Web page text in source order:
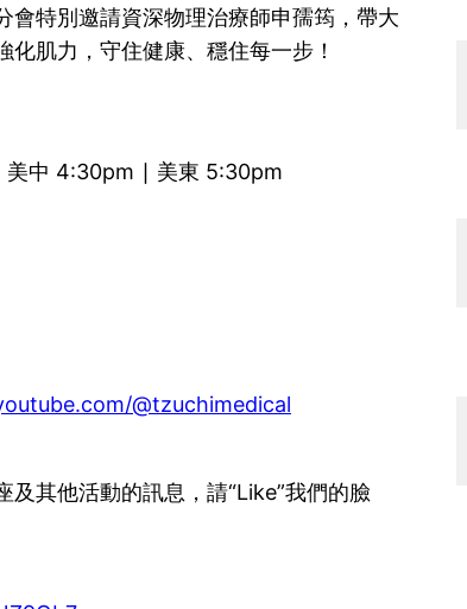
會特別邀請資深物理治療師申孺筠，帶大
肌力，守住健康、穩住每一步！
美中 4:30pm ∣ 美東 5:30pm
@tzuchimedical
其他活動的訊息，請“Like”我們的臉